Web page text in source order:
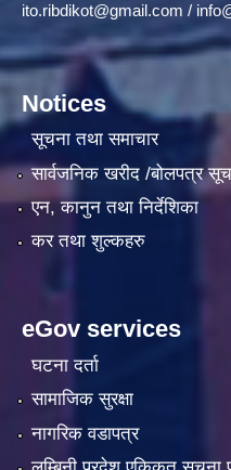
ito.ribdikot@gmail.com /
Notices
सूचना तथा समाचार
सार्वजनिक खरीद /बोलपत्र
एन, कानुन तथा निर्देशिका
कर तथा शुल्कहरु
eGov services
घटना दर्ता
सामाजिक सुरक्षा
नागरिक वडापत्र